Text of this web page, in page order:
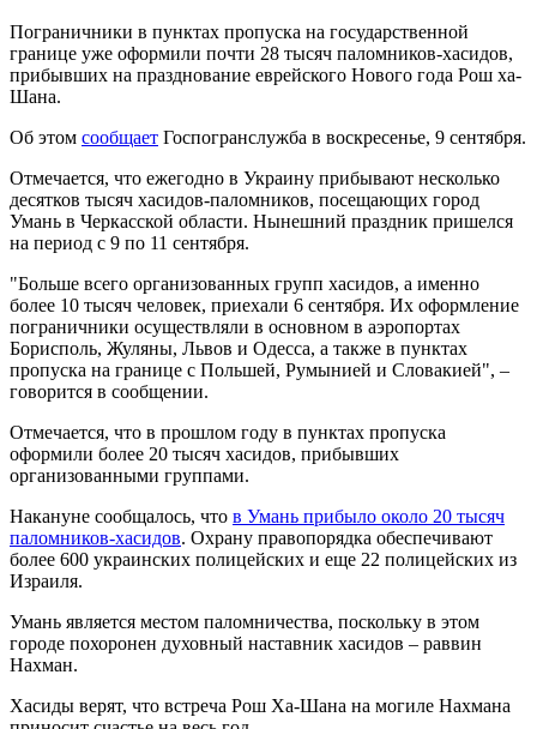
Пограничники в пунктах пропуска на государственной
границе уже оформили почти 28 тысяч паломников-хасидов,
прибывших на празднование еврейского Нового года Рош ха-
Шана.
Об этом сообщает Госпогранслужба в воскресенье, 9 сентября.
Отмечается, что ежегодно в Украину прибывают несколько
десятков тысяч хасидов-паломников, посещающих город
Умань в Черкасской области. Нынешний праздник пришелся
на период с 9 по 11 сентября.
"Больше всего организованных групп хасидов, а именно
более 10 тысяч человек, приехали 6 сентября. Их оформление
пограничники осуществляли в основном в аэропортах
Борисполь, Жуляны, Львов и Одесса, а также в пунктах
пропуска на границе с Польшей, Румынией и Словакией", –
говорится в сообщении.
Отмечается, что в прошлом году в пунктах пропуска
оформили более 20 тысяч хасидов, прибывших
организованными группами.
Накануне сообщалось, что в Умань прибыло около 20 тысяч
паломников-хасидов. Охрану правопорядка обеспечивают
более 600 украинских полицейских и еще 22 полицейских из
Израиля.
Умань является местом паломничества, поскольку в этом
городе похоронен духовный наставник хасидов – раввин
Нахман.
Хасиды верят, что встреча Рош Ха-Шана на могиле Нахмана